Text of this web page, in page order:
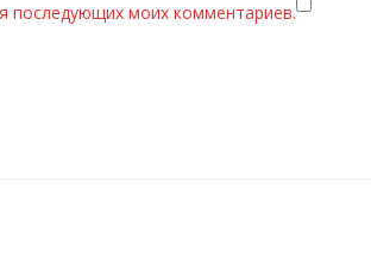
последующих моих комментариев.